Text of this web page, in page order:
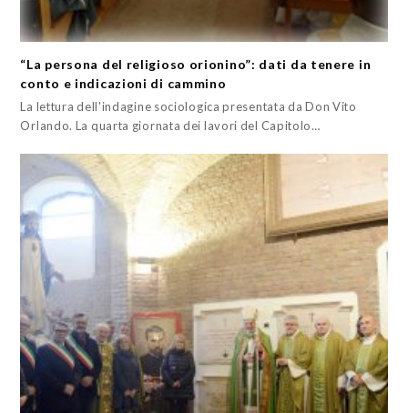
“La persona del religioso orionino”: dati da tenere in
conto e indicazioni di cammino
La lettura dell'indagine sociologica presentata da Don Vito
Orlando. La quarta giornata dei lavori del Capitolo…